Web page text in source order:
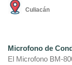
Culiacán
Microfono de
El Microfono BM-